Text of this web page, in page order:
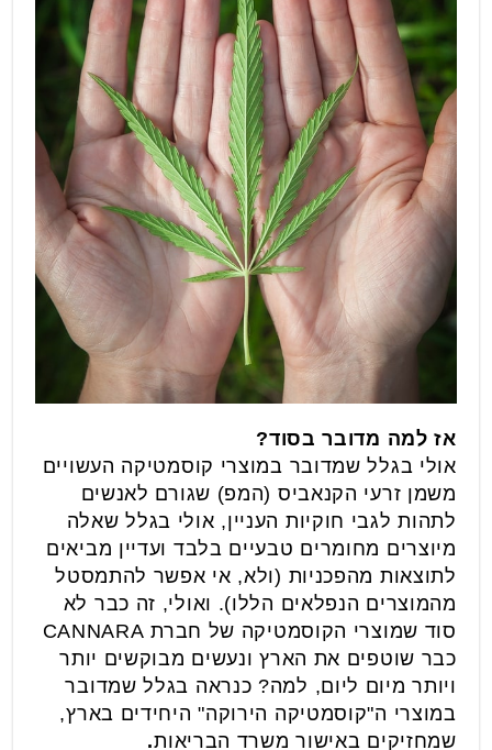
אז למה מדובר בסוד?
אולי בגלל שמדובר במוצרי קוסמטיקה העשויים
משמן זרעי הקנאביס (המפ) שגורם לאנשים
לתהות לגבי חוקיות העניין, אולי בגלל שאלה
מיוצרים מחומרים טבעיים בלבד ועדיין מביאים
לתוצאות מהפכניות (ולא, אי אפשר להתמסטל
מהמוצרים הנפלאים הללו). ואולי, זה כבר לא
סוד שמוצרי הקוסמטיקה של חברת CANNARA
כבר שוטפים את הארץ ונעשים מבוקשים יותר
ויותר מיום ליום, למה? כנראה בגלל שמדובר
במוצרי ה"קוסמטיקה הירוקה" היחידים בארץ,
שמחזיקים באישור משרד הבריאות.